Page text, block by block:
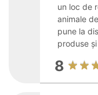
un loc de
animale
pune la
produse
8